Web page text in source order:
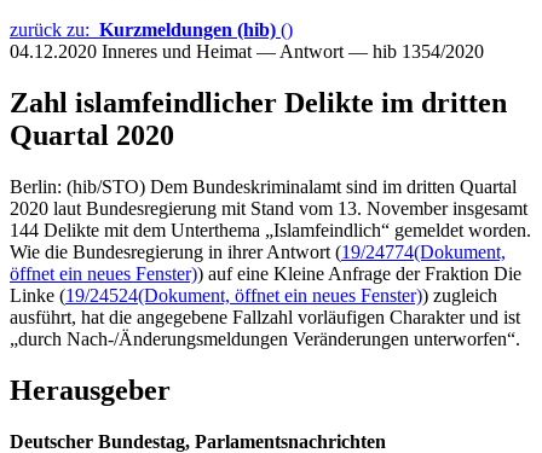
zurück zu: Kurzmeldungen (hib) ()
04.12.2020 Inneres und Heimat — Antwort — hib 1354/2020
Zahl islamfeindlicher Delikte im dritten
Quartal 2020
Berlin: (hib/STO) Dem Bundeskriminalamt sind im dritten Quartal
2020 laut Bundesregierung mit Stand vom 13. November insgesamt
144 Delikte mit dem Unterthema „Islamfeindlich“ gemeldet worden.
Wie die Bundesregierung in ihrer Antwort (19/24774(Dokument,
öffnet ein neues Fenster)) auf eine Kleine Anfrage der Fraktion Die
Linke (19/24524(Dokument, öffnet ein neues Fenster)) zugleich
ausführt, hat die angegebene Fallzahl vorläufigen Charakter und ist
„durch Nach-/Änderungsmeldungen Veränderungen unterworfen“.
Herausgeber
Deutscher Bundestag, Parlamentsnachrichten